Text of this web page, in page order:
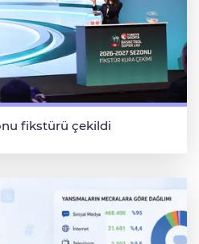
fikstürü çekildi